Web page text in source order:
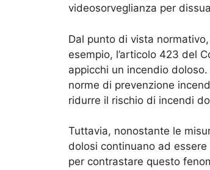
videosorveglianza per
Dal punto di vista
esempio, l’articolo 423 del
appicchi un incendio
norme di prevenzione
ridurre il rischio di incendi
Tuttavia, nonostante le
dolosi continuano ad
per contrastare questo